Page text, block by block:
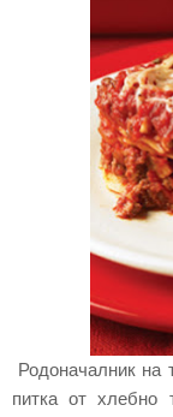
Родоначалник на
питка от хлебно